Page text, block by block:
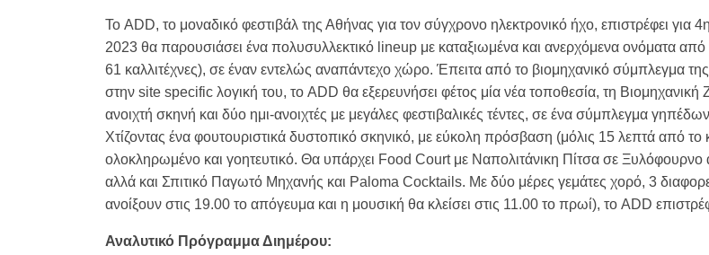
Το ADD, το μοναδικό φεστιβάλ της Αθήνας για τον σύγχρονο ηλεκτρονικό ήχο, επιστρέφει
2023 θα παρουσιάσει ένα πολυσυλλεκτικό lineup με καταξιωμένα και ανερχόμενα ονόματα από
61 καλλιτέχνες), σε έναν εντελώς αναπάντεχο χώρο. Έπειτα από το βιομηχανικό σύμπλεγμα
στην site specific λογική του, το ADD θα εξερευνήσει φέτος μία νέα τοποθεσία, τη
ανοιχτή σκηνή και δύο ημι-ανοιχτές με μεγάλες φεστιβαλικές τέντες, σε ένα σύμπλεγμα
Χτίζοντας ένα φουτουριστικά δυστοπικό σκηνικό, με εύκολη πρόσβαση (μόλις 15 λεπτά από το
ολοκληρωμένο και γοητευτικό. Θα υπάρχει Food Court με Ναπολιτάνικη Πίτσα σε
αλλά και Σπιτικό Παγωτό Μηχανής και Paloma Cocktails. Με δύο μέρες γεμάτες χορό, 3
ανοίξουν στις 19.00 το απόγευμα και η μουσική θα κλείσει στις 11.00 το πρωί), το ADD
Αναλυτικό Πρόγραμμα Διημέρου: